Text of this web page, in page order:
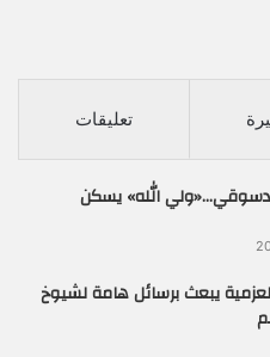
تعليقات
الله» يسكن
يبعث برسائل هامة لشيوخ